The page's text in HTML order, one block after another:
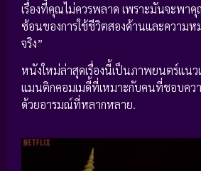
เรื่องที่คุณไม่ควรพลาด เพราะมันจะพา
ซ้อนของการใช้ชีวิตสองด้านและความ
จริง”
หนังใหม่ล่าสุดเรื่องนี้เป็นภาพยนตร์แนว
แมนติกคอมเมดี้ที่เหมาะกับคนที่ชอบคว
ด้วยอารมณ์ที่หลากหลาย.